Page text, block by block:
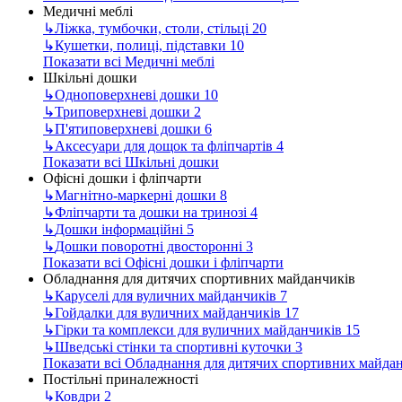
Медичні меблі
↳Ліжка, тумбочки, столи, стільці 20
↳Кушетки, полиці, підставки 10
Показати всі Медичні меблі
Шкільні дошки
↳Одноповерхневі дошки 10
↳Триповерхневі дошки 2
↳П'ятиповерхневі дошки 6
↳Аксесуари для дощок та фліпчартів 4
Показати всі Шкільні дошки
Офісні дошки і фліпчарти
↳Магнітно-маркерні дошки 8
↳Фліпчарти та дошки на тринозі 4
↳Дошки інформаційні 5
↳Дошки поворотні двосторонні 3
Показати всі Офісні дошки і фліпчарти
Обладнання для дитячих спортивних майданчиків
↳Каруселі для вуличних майданчиків 7
↳Гойдалки для вуличних майданчиків 17
↳Гірки та комплекси для вуличних майданчиків 15
↳Шведські стінки та спортивні куточки 3
Показати всі Обладнання для дитячих спортивних
Постільні приналежності
↳Ковдри 2